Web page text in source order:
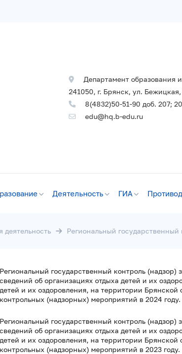
Департамент образования
241050, г. Брянск, ул.
8(4832)50-51-90 доб. 207;
edu@hq.b-edu.ru
Деятельность ГИА
деятельность Региональный государственный
Региональный государственный контроль (надзор)
сведений об организациях отдыха детей и их
детей и их оздоровления, на территории
контрольных (надзорных) мероприятий в 2024 году.
Региональный государственный контроль (надзор)
сведений об организациях отдыха детей и их
детей и их оздоровления, на территории
контрольных (надзорных) мероприятий в 2023 году.